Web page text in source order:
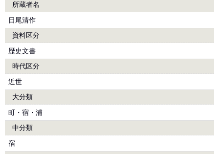
所蔵者名
日尾清作
資料区分
歴史文書
時代区分
近世
大分類
町・宿・浦
中分類
宿